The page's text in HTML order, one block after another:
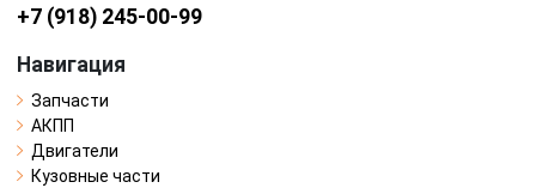
+7 (918) 245-00-99
Навигация
Запчасти
АКПП
Двигатели
Кузовные части